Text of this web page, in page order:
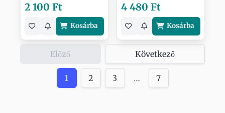
2 100 Ft
Kosárba
4 480 Ft
Kosárba
Előző Következő
1 2 3 … 7